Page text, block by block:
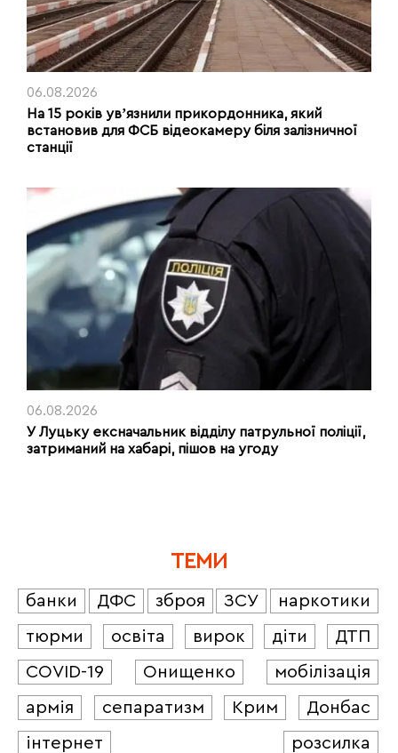
06.08.2026
На 15 років увʼязнили прикордонника, який
встановив для ФСБ відеокамеру біля залізничної
станції
06.08.2026
У Луцьку ексначальник відділу патрульної поліції,
затриманий на хабарі, пішов на угоду
ТЕМИ
банки ДФС зброя ЗСУ
наркотики
тюрми
освіта вирок діти
ДТП
COVID-19
Онищенко
мобілізація
армія
сепаратизм Крим
Донбас
інтернет
розсилка